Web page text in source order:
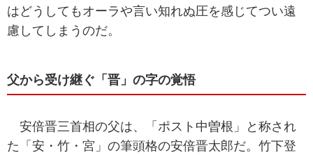
はどうしてもオーラや言い知れぬ圧を感じてつい遠
慮してしまうのだ。
父から受け継ぐ「晋」の字の覚悟
安倍晋三首相の父は、「ポスト中曽根」と称され
た「安・竹・宮」の筆頭格の安倍晋太郎だ。竹下登